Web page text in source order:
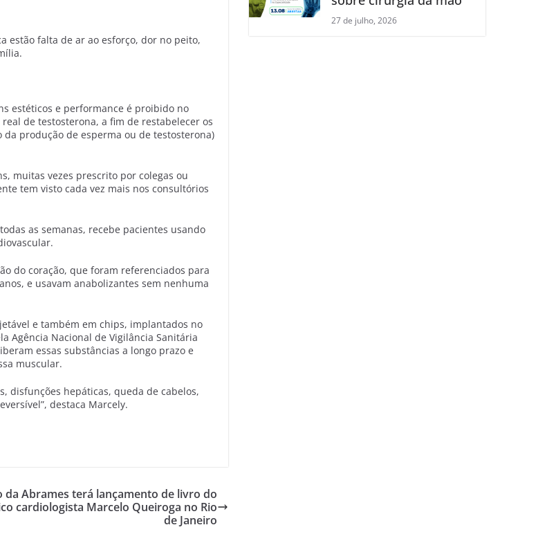
estão falta de ar ao esforço, dor no peito,
estéticos e performance é proibido no
de testosterona, a fim de restabelecer os
produção de esperma ou de testosterona)
muitas vezes prescrito por colegas ou
tem visto cada vez mais nos consultórios
as semanas, recebe pacientes usando
do coração, que foram referenciados para
e usavam anabolizantes sem nenhuma
e também em chips, implantados no
Agência Nacional de Vigilância Sanitária
essas substâncias a longo prazo e
muscular.
disfunções hepáticas, queda de cabelos,
destaca Marcely.
da Abrames terá lançamento de livro do
cardiologista Marcelo Queiroga no Rio
de Janeiro
27 de julho, 2026